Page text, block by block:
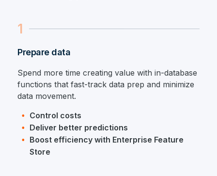
1
Prepare data
Spend more time creating value with in-database
functions that fast-track data prep and minimize
data movement.
Control costs
Deliver better predictions
Boost efficiency with Enterprise Feature
Store